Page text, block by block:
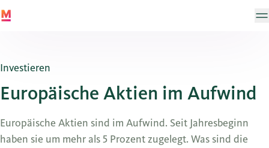
Investieren
Europäische Aktien im Aufwind
Europäische Aktien sind im Aufwind. Seit Jahresbeginn
haben sie um mehr als 5 Prozent zugelegt. Was sind die